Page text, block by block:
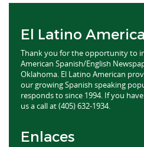
El Latino
Thank you for the opportunity to
American Spanish/English
Oklahoma. El Latino American
our growing Spanish speaking
responds to since 1994. If you
us a call at (405) 632-1934.
Enlaces